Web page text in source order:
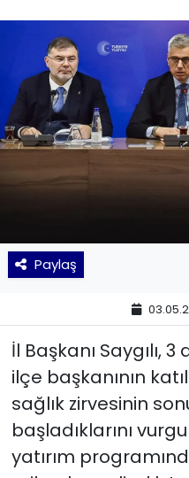
Paylaş
İl Başkanı Saygılı,
ilçe başkanının
sağlık zirvesinin
başladıklarını
yatırım
SAĞLIK
Siyaset
SPOR
TEKNOLOJİ
Yaşam
YEREL POLİTİKA
YEREL
Yurt